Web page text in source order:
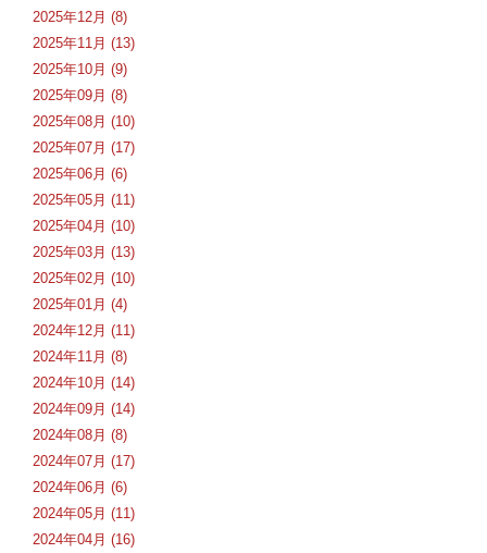
2025年12月 (8)
2025年11月 (13)
2025年10月 (9)
2025年09月 (8)
2025年08月 (10)
2025年07月 (17)
2025年06月 (6)
2025年05月 (11)
2025年04月 (10)
2025年03月 (13)
2025年02月 (10)
2025年01月 (4)
2024年12月 (11)
2024年11月 (8)
2024年10月 (14)
2024年09月 (14)
2024年08月 (8)
2024年07月 (17)
2024年06月 (6)
2024年05月 (11)
2024年04月 (16)